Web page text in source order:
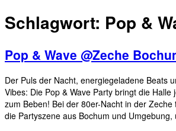
Schlagwort: Pop &
Pop & Wave @Zeche
Der Puls der Nacht, energiegeladene Beats
Vibes: Die Pop & Wave Party bringt die Halle
zum Beben! Bei der 80er-Nacht in der Zeche
die Partyszene aus Bochum und